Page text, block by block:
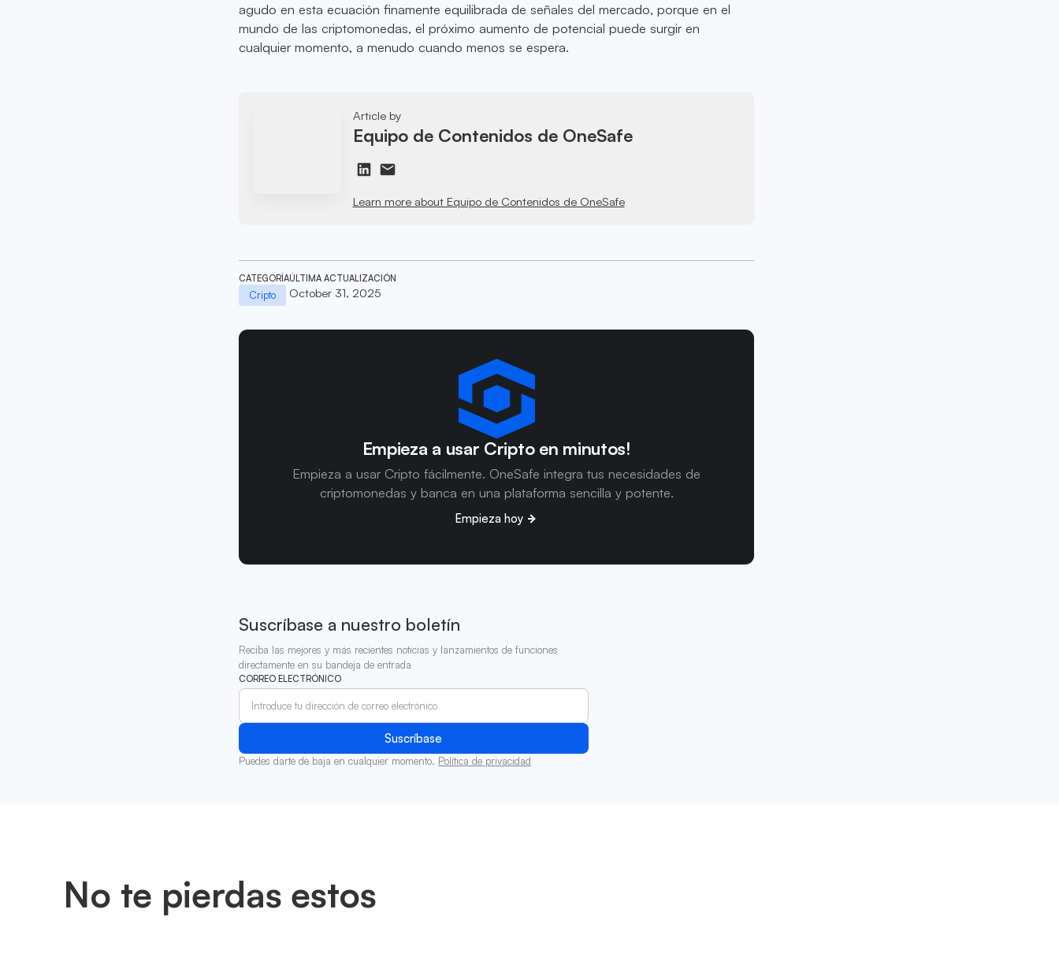
agudo en esta ecuación finamente equilibrada de señales del mercado, porque en el
mundo de las criptomonedas, el próximo aumento de potencial puede surgir en
cualquier momento, a menudo cuando menos se espera.
Article by
Equipo de Contenidos de OneSafe
Learn more about Equipo de Contenidos de OneSafe
CATEGORÍA
Cripto
ÚLTIMA ACTUALIZACIÓN
October 31, 2025
Empieza a usar Cripto en minutos!
Empieza a usar Cripto fácilmente. OneSafe integra tus necesidades de
criptomonedas y banca en una plataforma sencilla y potente.
Empieza hoy
Suscríbase a nuestro boletín
Reciba las mejores y más recientes noticias y lanzamientos de funciones
directamente en su bandeja de entrada
CORREO ELECTRÓNICO
Puedes darte de baja en cualquier momento. Política de privacidad
No te pierdas estos